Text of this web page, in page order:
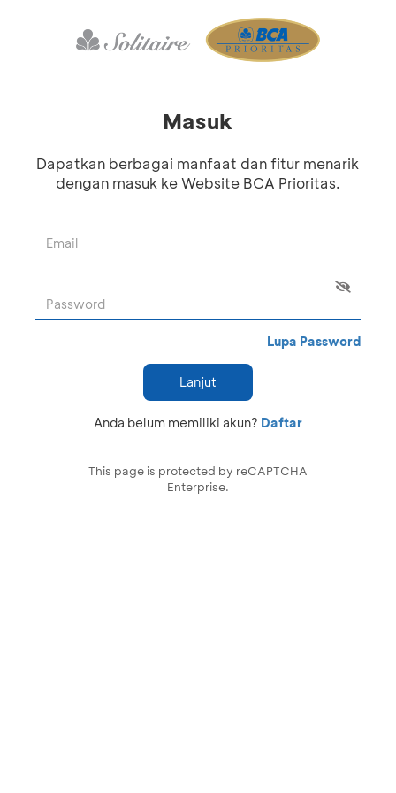
Masuk
Dapatkan berbagai manfaat dan fitur menarik
dengan masuk ke Website BCA Prioritas.
Lupa Password
Lanjut
Anda belum memiliki akun? Daftar
This page is protected by reCAPTCHA
Enterprise.